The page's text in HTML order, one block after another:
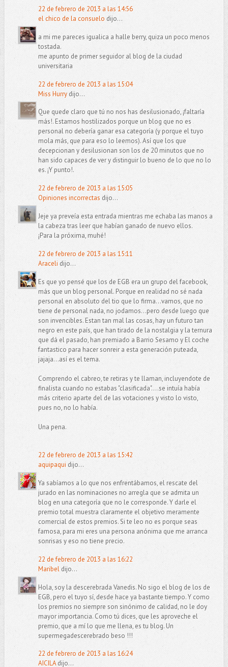
22 de febrero de 2013 a las 14:56
el chico de la consuelo dijo...
a mi me pareces igualica a halle berry, quiza un poco menos
tostada.
me apunto de primer seguidor al blog de la ciudad
universitaria
22 de febrero de 2013 a las 15:04
Miss Hurrydijo...
Que quede claro que tú no nos has desilusionado, ¡faltaría
más!. Estamos hostilizados porque un blog que no es
personal no debería ganar esa categoría (y porque el tuyo
mola más, que para eso lo leemos). Así que los que
decepcionan y desilusionan son los de 20 minutos que no
han sido capaces de ver y distinguir lo bueno de lo que no lo
es. ¡Y punto!.
22 de febrero de 2013 a las 15:05
Opiniones incorrectas dijo...
Jeje ya preveía esta entrada mientras me echaba las manos a
la cabeza tras leer que habían ganado de nuevo ellos.
¡Para la próxima, muhé!
22 de febrero de 2013 a las 15:11
Araceli dijo...
Es que yo pensé que los de EGB era un grupo del facebook,
más que un blog personal. Porque en realidad no sé nada
personal en absoluto del tio que lo firma...vamos, que no
tiene de personal nada, no jodamos...pero desde luego que
son invencibles. Estan tan mal las cosas, hay un futuro tan
negro en este país, que han tirado de la nostalgia y la ternura
que dá el pasado, han premiado a Barrio Sesamo y El coche
fantastico para hacer sonreir a esta generación puteada,
jajaja...así es el tema.
Comprendo el cabreo, te retiras y te llaman, incluyendote de
finalista cuando no estabas "clasificada"....se intuía había
más criterio aparte del de las votaciones y visto lo visto,
pues no, no lo había.
Una pena.
22 de febrero de 2013 a las 15:42
aquipaqui dijo...
Ya sabíamos a lo que nos enfrentábamos, el rescate del
jurado en las nominaciones no arregla que se admita un
blog en una categoría que no le corresponde. Y darle el
premio total muestra claramente el objetivo meramente
comercial de estos premios. Si te leo no es porque seas
famosa, para mi eres una persona anónima que me arranca
sonrisas y eso no tiene precio.
22 de febrero de 2013 a las 16:22
Maribeldijo...
Hola, soy la descerebrada Vanedis. No sigo el blog de los de
EGB, pero el tuyo sí, desde hace ya bastante tiempo. Y como
los premios no siempre son sinónimo de calidad, no le doy
mayor importancia. Como tú dices, que les aproveche el
premio, que a mí lo que me llena, es tu blog. Un
supermegadescerebrado beso !!!
22 de febrero de 2013 a las 16:24
AICILAdijo...